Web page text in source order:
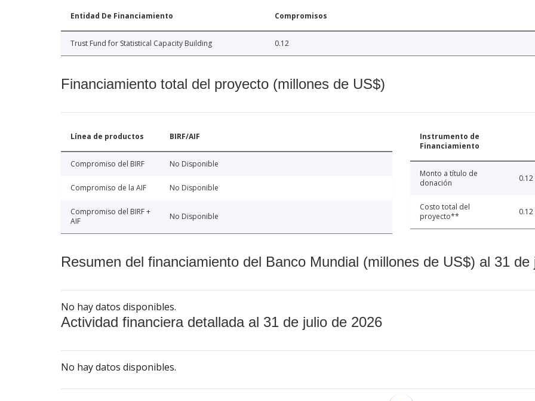
Entidad De Financiamiento Compromisos
Trust Fund for Statistical Capacity Building 0.12
Financiamiento total del proyecto (millones de US$)
Línea de productos BIRF/AIF
Compromiso del BIRF No Disponible
Compromiso de la AIF No Disponible
Compromiso del BIRF +
AIF
No Disponible
Instrumento de
Financiamiento
Monto a título de
donación
0.12
Costo total del
proyecto**
0.12
Resumen del financiamiento del Banco Mundial (millones de US$) al 31 de
No hay datos disponibles.
Actividad financiera detallada al 31 de julio de 2026
No hay datos disponibles.